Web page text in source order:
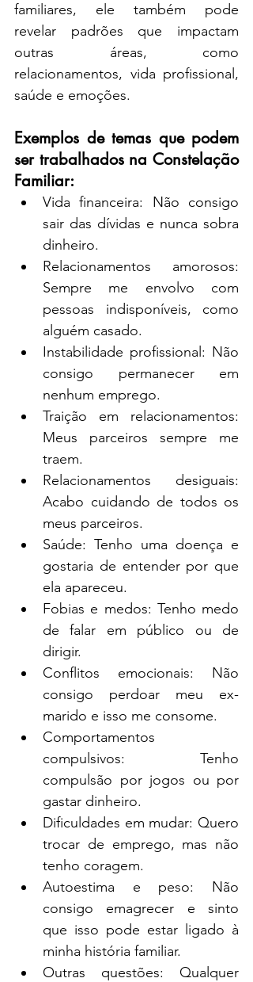
familiares, ele também pode
revelar padrões que impactam
outras áreas, como
relacionamentos, vida profissional,
saúde e emoções.
Exemplos de temas que podem
ser trabalhados na Constelação
Familiar:
Vida financeira: Não consigo
sair das dívidas e nunca sobra
dinheiro.
Relacionamentos amorosos:
Sempre me envolvo com
pessoas indisponíveis, como
alguém casado.
Instabilidade profissional: Não
consigo permanecer em
nenhum emprego.
Traição em relacionamentos:
Meus parceiros sempre me
traem.
Relacionamentos desiguais:
Acabo cuidando de todos os
meus parceiros.
Saúde: Tenho uma doença e
gostaria de entender por que
ela apareceu.
Fobias e medos: Tenho medo
de falar em público ou de
dirigir.
Conflitos emocionais: Não
consigo perdoar meu ex-
marido e isso me consome.
Comportamentos
compulsivos: Tenho
compulsão por jogos ou por
gastar dinheiro.
Dificuldades em mudar: Quero
trocar de emprego, mas não
tenho coragem.
Autoestima e peso: Não
consigo emagrecer e sinto
que isso pode estar ligado à
minha história familiar.
Outras questões: Qualquer